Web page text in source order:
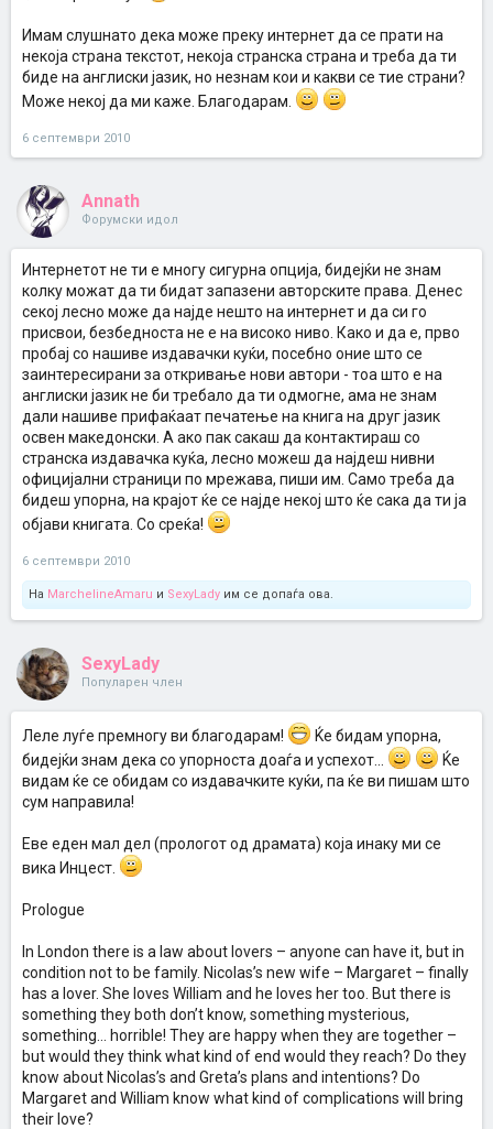
Имам слушнато дека може преку интернет да се прати на
некоја страна текстот, некоја странска страна и треба да ти
биде на англиски јазик, но незнам кои и какви се тие страни?
Може некој да ми каже. Благодарам.
6 септември 2010
Annath
Форумски идол
Интернетот не ти е многу сигурна опција, бидејќи не знам
колку можат да ти бидат запазени авторските права. Денес
секој лесно може да најде нешто на интернет и да си го
присвои, безбедноста не е на високо ниво. Како и да е, прво
пробај со нашиве издавачки куќи, посебно оние што се
заинтересирани за откривање нови автори - тоа што е на
англиски јазик не би требало да ти одмогне, ама не знам
дали нашиве прифаќаат печатење на книга на друг јазик
освен македонски. А ако пак сакаш да контактираш со
странска издавачка куќа, лесно можеш да најдеш нивни
официјални страници по мрежава, пиши им. Само треба да
бидеш упорна, на крајот ќе се најде некој што ќе сака да ти ја
објави книгата. Со среќа!
6 септември 2010
На MarchelineAmaru и SexyLady им се допаѓа ова.
SexyLady
Популарен член
Леле луѓе премногу ви благодарам!
Ќе бидам упорна,
бидејќи знам дека со упорноста доаѓа и успехот...
Ќе
видам ќе се обидам со издавачките куќи, па ќе ви пишам што
сум направила!
Еве еден мал дел (прологот од драмата) која инаку ми се
вика Инцест.
Prologue
In London there is a law about lovers – anyone can have it, but in
condition not to be family. Nicolas’s new wife – Margaret – finally
has a lover. She loves William and he loves her too. But there is
something they both don’t know, something mysterious,
something… horrible! They are happy when they are together –
but would they think what kind of end would they reach? Do they
know about Nicolas’s and Greta’s plans and intentions? Do
Margaret and William know what kind of complications will bring
their love?